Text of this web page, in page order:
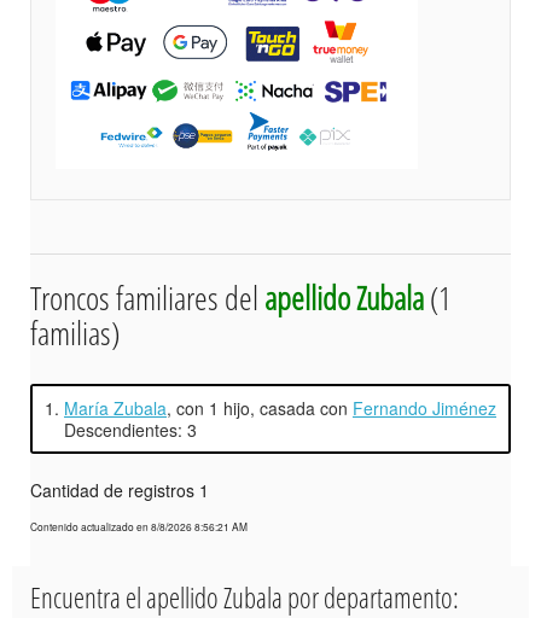
Troncos familiares delapellido Zubala(1
familias)
1. María Zubala, con 1 hijo, casada con Fernando Jiménez
Descendientes: 3
Cantidad de registros 1
Contenido actualizado en 8/8/2026 8:56:21 AM
Encuentra el apellido Zubala por departamento: